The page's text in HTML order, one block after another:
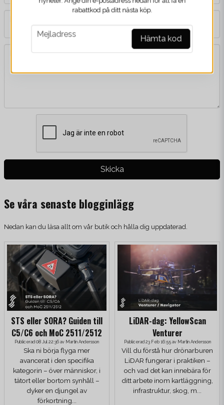
message
Skicka
Se våra senaste blogginlägg
Nedan kan du läsa allt om vår butik och hålla dig uppdaterad.
STS eller SORA? Guiden till
C5/C6 och MoC 2511/2512
Publicerad 08 Jul 22:36 av Martin Andersson
Ska ni börja flyga mer
avancerat i den specifika
kategorin – över människor, i
tätort eller bortom synhåll –
dyker en djungel av
förkortning...
LiDAR-dag: YellowScan
Venturer
Publicerad 23 Feb 16:55 av Martin Andersson
Vill du förstå hur drönarburen
LiDAR fungerar i praktiken –
och vad det kan innebära för
ditt arbete inom kartläggning,
infrastruktur, skog, m...
rabattkod på ditt nästa köp.
email
Mejladress Hämta kod